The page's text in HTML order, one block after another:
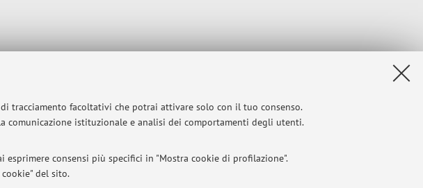
tracciamento facoltativi che potrai attivare solo con il tuo consenso.
comunicazione istituzionale e analisi dei comportamenti degli utenti.
consensi più specifici in "Mostra cookie di profilazione".
del sito.